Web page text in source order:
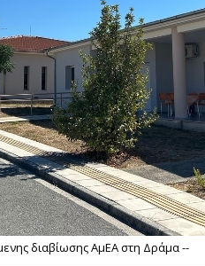
διαβίωσης ΑμΕΑ στη Δράμα --